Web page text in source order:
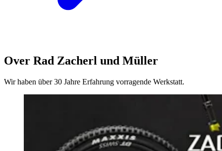
Over Rad Zacherl und Müller
Wir haben über 30 Jahre Erfahrung vorragende Werkstatt.